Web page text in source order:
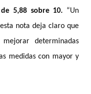
5,88 sobre 10. “Un
nota deja claro que
determinadas
medidas con mayor y